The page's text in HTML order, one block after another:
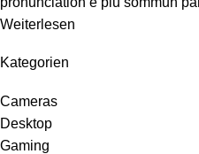
Weiterlesen
Kategorien
Cameras
Desktop
Gaming